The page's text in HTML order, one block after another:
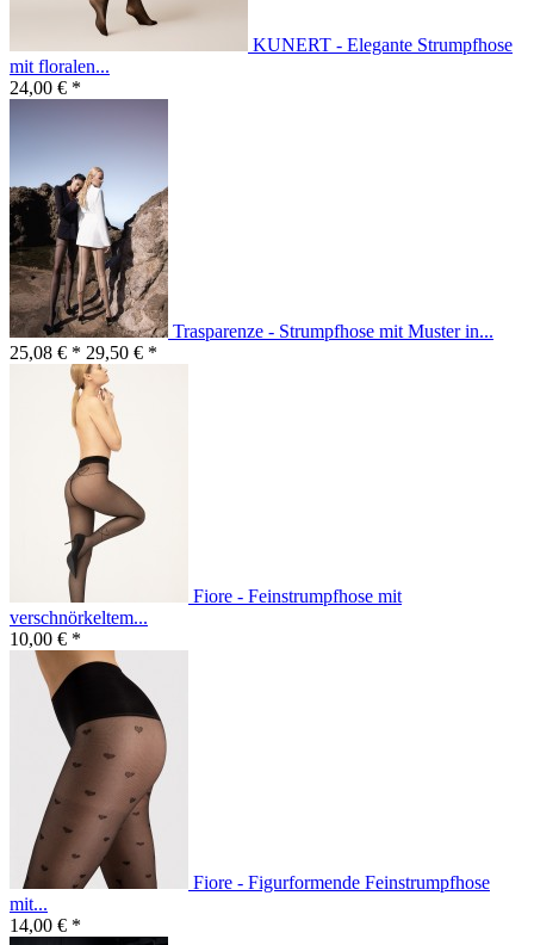
KUNERT - Elegante Strumpfhose
mit floralen...
24,00 € *
Trasparenze - Strumpfhose mit Muster in...
25,08 € * 29,50 € *
Fiore - Feinstrumpfhose mit
verschnörkeltem...
10,00 € *
Fiore - Figurformende Feinstrumpfhose
mit...
14,00 € *